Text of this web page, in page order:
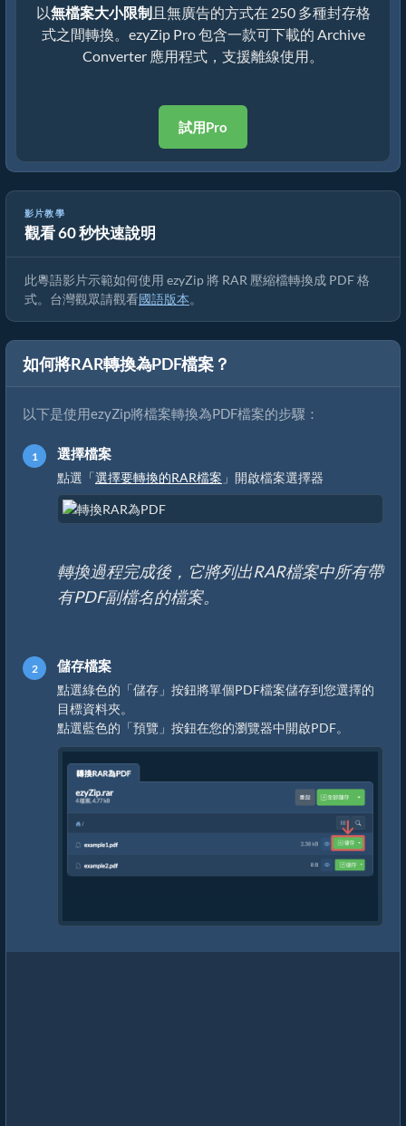
以無檔案大小限制且無廣告的方式在 250 多種封存格
式之間轉換。ezyZip Pro 包含一款可下載的 Archive
Converter 應用程式，支援離線使用。
試用Pro
影片教學
觀看 60 秒快速說明
如何將 RAR 轉換為 PDF (簡單指南)[Cantonese] ([粵語])
此粵語影片示範如何使用 ezyZip 將 RAR 壓縮檔轉換成 PDF 格
式。台灣觀眾請觀看國語版本。
如何將RAR轉換為PDF檔案？
以下是使用ezyZip將檔案轉換為PDF檔案的步驟：
選擇檔案
點選「選擇要轉換的RAR檔案 」開啟檔案選擇器
轉換過程完成後，它將列出RAR檔案中所有帶
有PDF副檔名的檔案。
儲存檔案
點選綠色的「儲存」按鈕將單個PDF檔案儲存到您選擇的
目標資料夾。
點選藍色的「預覽」按鈕在您的瀏覽器中開啟PDF。